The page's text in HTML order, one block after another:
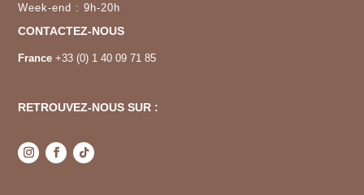
Week-end : 9h-20h
CONTACTEZ-NOUS
France +33 (0) 1 40 09 71 85
RETROUVEZ-NOUS SUR :